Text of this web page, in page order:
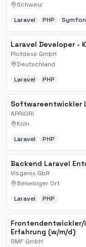
Schweiz
Laravel PHP
Laravel Developer -
Plotdesk GmbH
Deutschland
Laravel PHP
Softwareentwickler
APRIORI
Köln
Laravel PHP
Backend Laravel
Visgenix GbR
Beliebiger Ort
Laravel PHP
Frontendentwickler/
Erfahrung (w/m/d)
SMF GmbH